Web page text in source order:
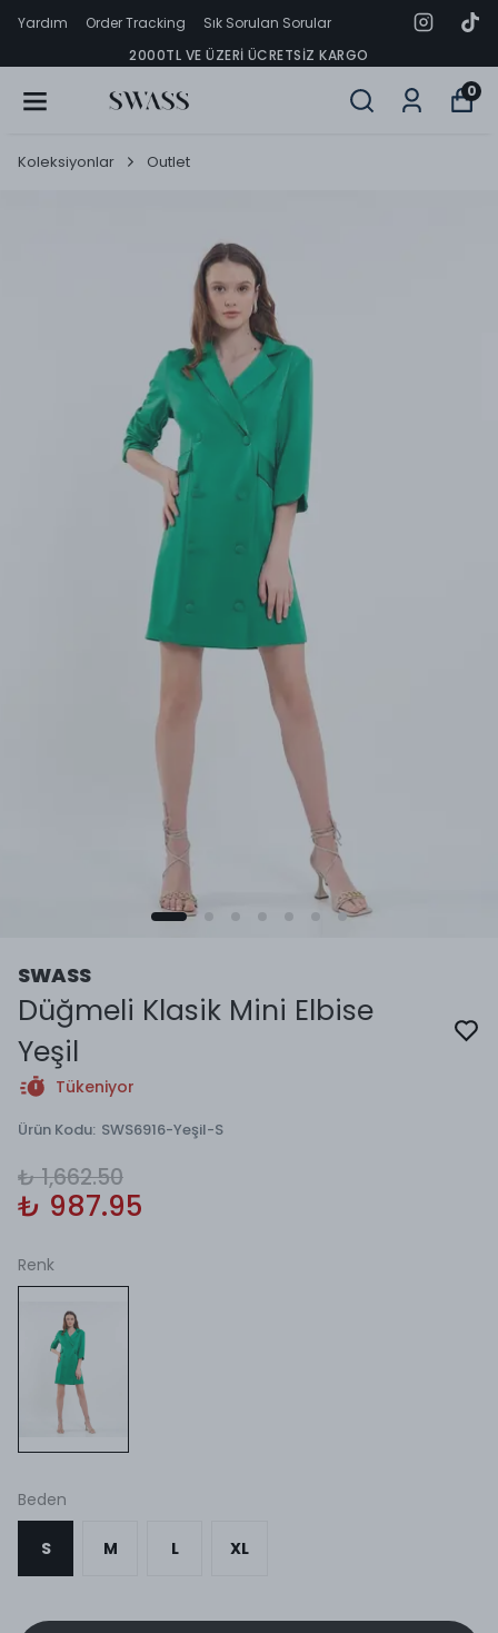
Yardım Order Tracking
Sık Sorulan Sorular
2000TL VE ÜZERI ÜCRETSIZ KARGO
0
Koleksiyonlar Outlet
SWASS
Düğmeli Klasik Mini Elbise
Yeşil
Tükeniyor
Ürün Kodu: SWS6916-Yeşil-S
₺ 1,662.50
₺ 987.95
Renk
Beden
S M L XL